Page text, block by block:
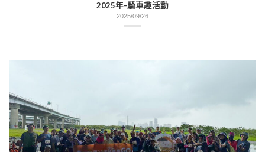
2025年-騎車趣活動
2025/09/26